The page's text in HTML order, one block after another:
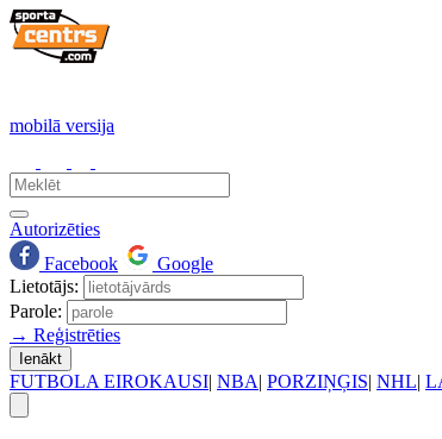
mobilā versija
Autorizēties
Facebook
Google
Lietotājs:
Parole:
→ Reģistrēties
Ienākt
FUTBOLA EIROKAUSI| NBA| PORZIŅĢIS| NHL|